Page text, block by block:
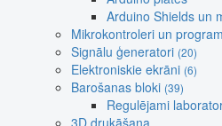
Arduino Shields un
Mikrokontroleri un
Signālu ģeneratori (20)
Elektroniskie ekrāni (6)
Barošanas bloki (39)
Regulējami